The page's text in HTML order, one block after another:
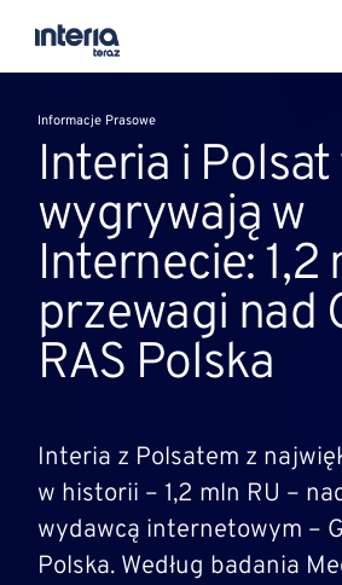
Informacje Prasowe
Interia i
wygrywają w
Internecie: 1,2
przewagi nad
RAS Polska
Interia z Polsatem z
w historii – 1,2 mln RU –
wydawcą internetowym –
Polska. Według badania